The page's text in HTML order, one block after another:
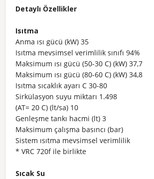
Detaylı Özellikler
Isıtma
Anma ısı gücü (kW) 35
Isıtma mevsimsel verimlilik sınıfı 94%
Maksimum ısı gücü (50-30 C) (kW) 37,7
Maksimum ısı gücü (80-60 C) (kW) 34,8
Isıtma sıcaklık ayarı C 30-80
Sirkülasyon suyu miktarı 1.498
(AT= 20 C) (lt/sa) 10
Genleşme tankı hacmi (lt) 3
Maksimum çalışma basıncı (bar)
Sistem ısıtma mevsimsel verimlilik
* VRC 720f ile birlikte
Sıcak Su